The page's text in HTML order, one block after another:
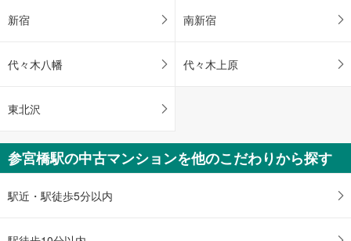
ー
に
す
新宿 南新宿
代々木八幡 代々木上原
東北沢
参宮橋駅の中古マンションを他のこだわりから探す
駅近・駅徒歩5分以内